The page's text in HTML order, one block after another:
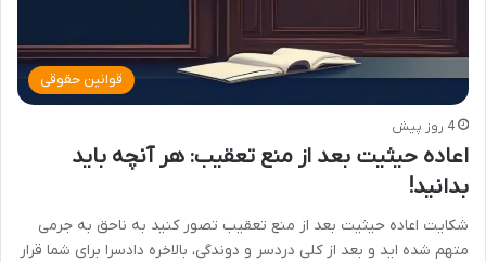
قوانین حقوقی
4 روز پیش
اعاده حیثیت بعد از منع تعقیب: هر آنچه باید
بدانید!
شکایت اعاده حیثیت بعد از منع تعقیب تصور کنید به ناحق به جرمی
متهم شده اید و بعد از کلی دردسر و دوندگی، بالاخره دادسرا برای شما قرار